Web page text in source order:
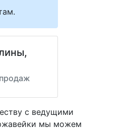
с ведущими
мы можем